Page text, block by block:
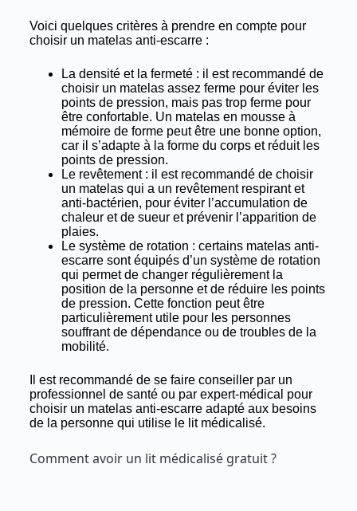
Voici quelques critères à prendre en compte pour
choisir un matelas anti-escarre :
La densité et la fermeté : il est recommandé de
choisir un matelas assez ferme pour éviter les
points de pression, mais pas trop ferme pour
être confortable. Un matelas en mousse à
mémoire de forme peut être une bonne option,
car il s’adapte à la forme du corps et réduit les
points de pression.
Le revêtement : il est recommandé de choisir
un matelas qui a un revêtement respirant et
anti-bactérien, pour éviter l’accumulation de
chaleur et de sueur et prévenir l’apparition de
plaies.
Le système de rotation : certains matelas anti-
escarre sont équipés d’un système de rotation
qui permet de changer régulièrement la
position de la personne et de réduire les points
de pression. Cette fonction peut être
particulièrement utile pour les personnes
souffrant de dépendance ou de troubles de la
mobilité.
Il est recommandé de se faire conseiller par un
professionnel de santé ou par expert-médical pour
choisir un matelas anti-escarre adapté aux besoins
de la personne qui utilise le lit médicalisé.
Comment avoir un lit médicalisé gratuit ?